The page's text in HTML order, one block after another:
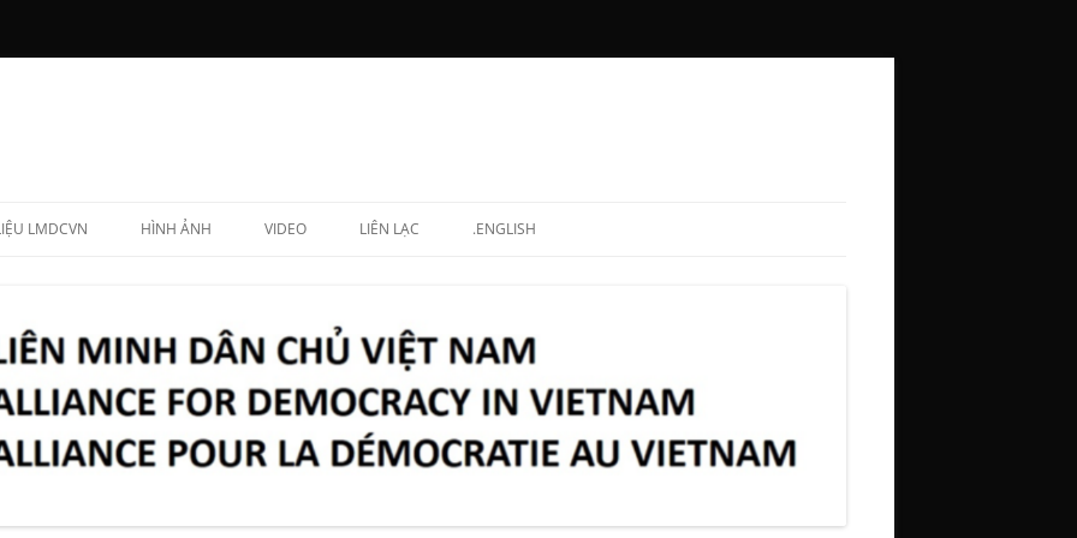
LMDCVN
LẬP VIÊN
HÌNH ẢNH VIDEO LIÊN LẠC .ENGLISH